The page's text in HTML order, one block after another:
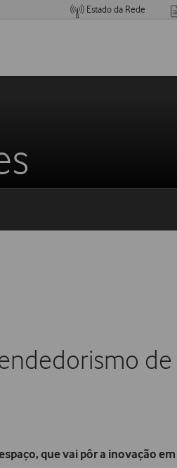
Estado da Rede
de
que vai pôr a inovação